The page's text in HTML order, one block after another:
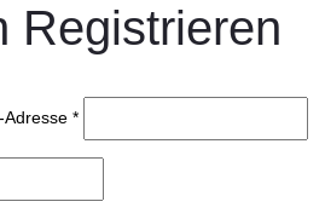
Registrieren
Adresse *